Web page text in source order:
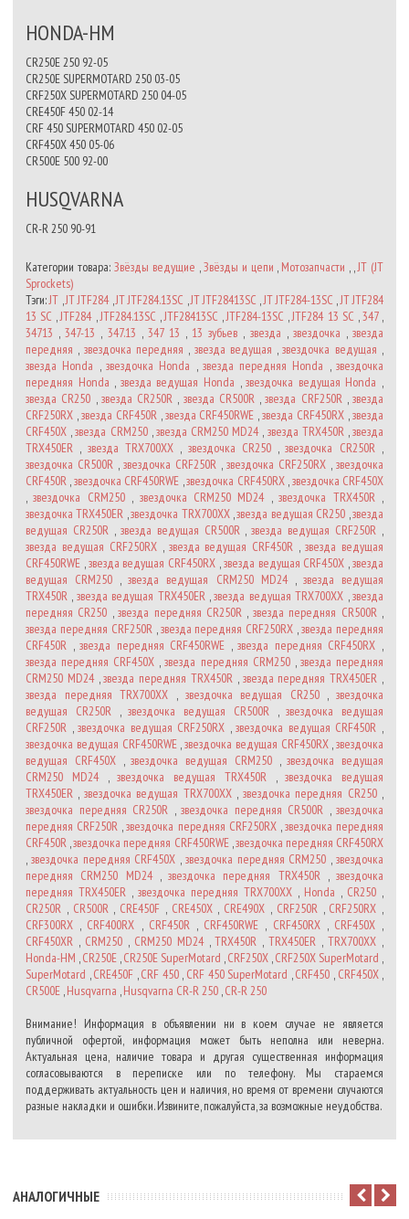
HONDA-HM
CR250E 250 92-05
CR250E SUPERMOTARD 250 03-05
CRF250X SUPERMOTARD 250 04-05
CRE450F 450 02-14
CRF 450 SUPERMOTARD 450 02-05
CRF450X 450 05-06
CR500E 500 92-00
HUSQVARNA
CR-R 250 90-91
Категории товара: Звёзды ведущие ,Звёзды и цепи , Мотозапчасти , ,JT (JT
Sprockets)
Тэги:JT ,JT JTF284,JT JTF284.13SC ,JT JTF28413SC ,JT JTF284-13SC ,JT JTF284
13 SC ,JTF284,JTF284.13SC ,JTF28413SC ,JTF284-13SC ,JTF284 13 SC ,347,
34713 ,347-13 , 347.13 , 347 13 , 13 зубьев , звезда , звездочка , звезда
передняя , звездочка передняя , звезда ведущая ,звездочка ведущая ,
звезда Honda , звездочка Honda , звезда передняя Honda ,звездочка
передняя Honda , звезда ведущая Honda ,звездочка ведущая Honda ,
звезда CR250 , звезда CR250R , звезда CR500R,звезда CRF250R, звезда
CRF250RX ,звезда CRF450R,звезда CRF450RWE ,звезда CRF450RX ,звезда
CRF450X ,звезда CRM250,звезда CRM250 MD24, звезда TRX450R,звезда
TRX450ER , звезда TRX700XX, звездочка CR250,звездочка CR250R,
звездочка CR500R , звездочка CRF250R , звездочка CRF250RX , звездочка
CRF450R ,звездочка CRF450RWE ,звездочка CRF450RX,звездочка CRF450X
,звездочка CRM250, звездочка CRM250 MD24,звездочка TRX450R,
звездочка TRX450ER ,звездочка TRX700XX,звезда ведущая CR250 ,звезда
ведущая CR250R, звезда ведущая CR500R,звезда ведущая CRF250R ,
звезда ведущая CRF250RX, звезда ведущая CRF450R ,звезда ведущая
CRF450RWE ,звезда ведущая CRF450RX ,звезда ведущая CRF450X ,звезда
ведущая CRM250 ,звезда ведущая CRM250 MD24, звезда ведущая
TRX450R , звезда ведущая TRX450ER,звезда ведущая TRX700XX ,звезда
передняя CR250 ,звезда передняя CR250R , звезда передняя CR500R,
звезда передняя CRF250R,звезда передняя CRF250RX ,звезда передняя
CRF450R ,звезда передняя CRF450RWE ,звезда передняя CRF450RX ,
звезда передняя CRF450X ,звезда передняя CRM250, звезда передняя
CRM250 MD24,звезда передняя TRX450R , звезда передняя TRX450ER ,
звезда передняя TRX700XX , звездочка ведущая CR250, звездочка
ведущая CR250R,звездочка ведущая CR500R,звездочка ведущая
CRF250R ,звездочка ведущая CRF250RX ,звездочка ведущая CRF450R ,
звездочка ведущая CRF450RWE,звездочка ведущая CRF450RX,звездочка
ведущая CRF450X,звездочка ведущая CRM250,звездочка ведущая
CRM250 MD24,звездочка ведущая TRX450R,звездочка ведущая
TRX450ER , звездочка ведущая TRX700XX, звездочка передняя CR250,
звездочка передняя CR250R , звездочка передняя CR500R , звездочка
передняя CRF250R ,звездочка передняя CRF250RX,звездочка передняя
CRF450R ,звездочка передняя CRF450RWE,звездочка передняя CRF450RX
, звездочка передняя CRF450X , звездочка передняя CRM250 ,звездочка
передняя CRM250 MD24, звездочка передняя TRX450R, звездочка
передняя TRX450ER , звездочка передняя TRX700XX , Honda , CR250 ,
CR250R , CR500R, CRE450F , CRE450X, CRE490X , CRF250R, CRF250RX ,
CRF300RX , CRF400RX , CRF450R, CRF450RWE , CRF450RX, CRF450X,
CRF450XR , CRM250, CRM250 MD24,TRX450R ,TRX450ER ,TRX700XX ,
Honda-HM ,CR250E ,CR250E SuperMotard ,CRF250X ,CRF250X SuperMotard ,
SuperMotard ,CRE450F ,CRF 450, CRF 450 SuperMotard ,CRF450 , CRF450X,
CR500E ,Husqvarna ,Husqvarna CR-R 250 ,CR-R 250
Внимание! Информация в объявлении ни в коем случае не является
публичной офертой, информация может быть неполна или неверна.
Актуальная цена, наличие товара и другая существенная информация
согласовываются в переписке или по телефону. Мы стараемся
поддерживать актуальность цен и наличия, но время от времени случаются
разные накладки и ошибки. Извините, пожалуйста, за возможные неудобства.
АНАЛОГИЧНЫЕ